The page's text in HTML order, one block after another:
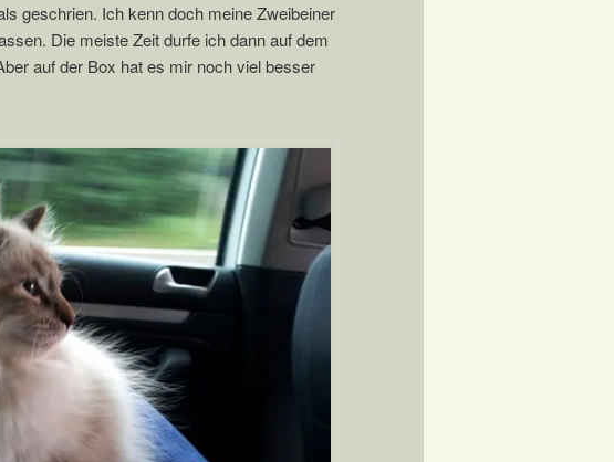
geschrien. Ich kenn doch meine Zweibeiner
Die meiste Zeit durfe ich dann auf dem
auf der Box hat es mir noch viel besser